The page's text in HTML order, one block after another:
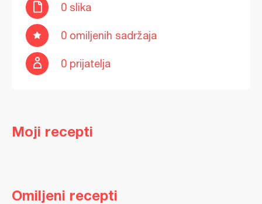
0 slika
0 omiljenih sadržaja
0 prijatelja
Moji recepti
Omiljeni recepti